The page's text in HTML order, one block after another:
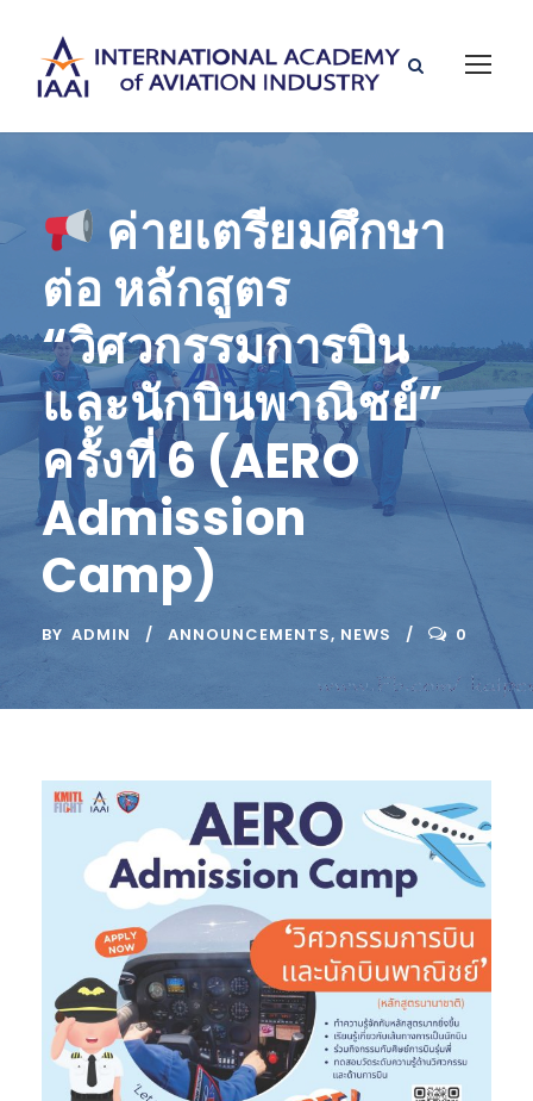
ค่ายเตรียมศึกษา
ต่อ หลักสูตร
“วิศวกรรมการบิน
และนักบินพาณิชย์”
ครั้งที่ 6 (AERO
Admission
Camp)
BY ADMIN ANNOUNCEMENTS, NEWS 0